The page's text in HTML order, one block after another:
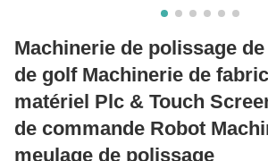
Machinerie de polissage
de golf Machinerie de
matériel Plc & Touch
de commande Robot
meulage de polissage